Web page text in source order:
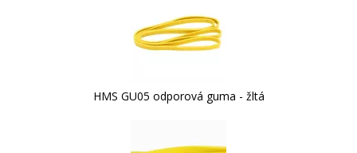
HMS GU05 odporová guma - žltá